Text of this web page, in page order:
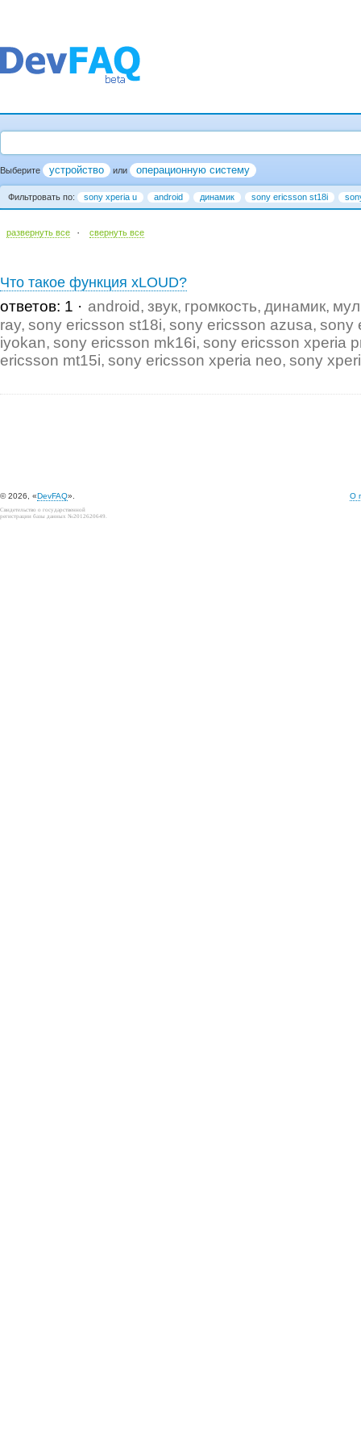
Выберите устройство или операционную систему
Фильтровать по: sony xperia u android динамик sony ericsson st18i
развернуть все · cвернуть все
Что такое функция xLOUD?
ответов: 1 android звук громкость динамик
ray sony ericsson st18i sony ericsson azusa sony
iyokan sony ericsson mk16i sony ericsson xperia
ericsson mt15i sony ericsson xperia neo sony
© 2026, «DevFAQ». О
Свидетельство о государственной
регистрации базы данных №2012620649.